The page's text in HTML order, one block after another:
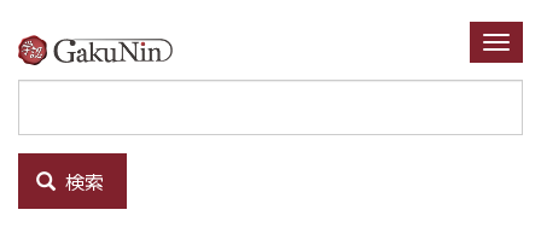
イ
ン
ン
テ
ツ
検索